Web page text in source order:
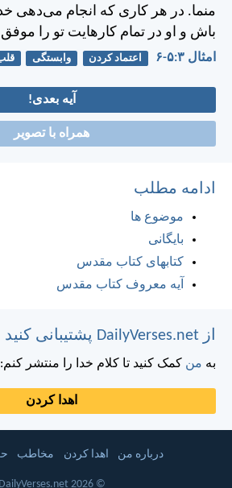
منما. در هر كاری كه انجام می‌دهی
باش و او در تمام كارهايت تو را
امثال ۳:‏۵-‏۶ اعتماد کردن وابستگی
آیه بعدی!
همراه با تصویر
ادامه مطلب
موضوع ها
بایگانی
کتابهای کتاب مقدس
آیه معروف کتاب مقدس
از DailyVerses.net پشتیبانی کنید
به من کمک کنید تا کلام خدا را منتشر کنم:
اهدا کردن
درباره من اهدا کردن مخاطب
© 2026 DailyVerses.net